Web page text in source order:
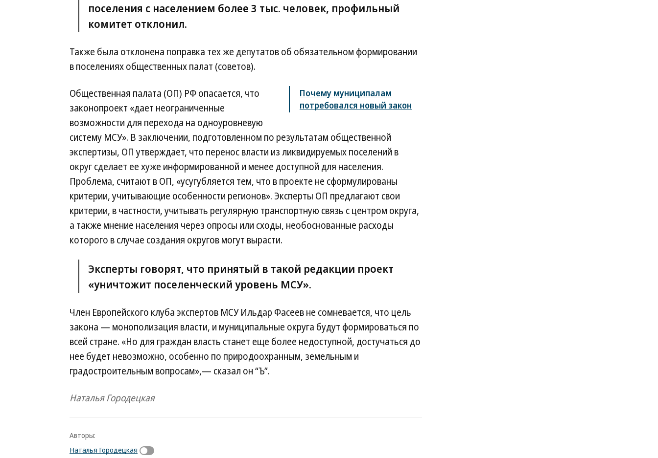
поселения с населением более 3 тыс. человек, профильный
комитет отклонил.
Также была отклонена поправка тех же депутатов об обязательном формировании
в поселениях общественных палат (советов).
Почему муниципалам
потребовался новый закон
Общественная палата (ОП) РФ опасается, что
законопроект «дает неограниченные
возможности для перехода на одноуровневую
систему МСУ». В заключении, подготовленном по результатам общественной
экспертизы, ОП утверждает, что перенос власти из ликвидируемых поселений в
округ сделает ее хуже информированной и менее доступной для населения.
Проблема, считают в ОП, «усугубляется тем, что в проекте не сформулированы
критерии, учитывающие особенности регионов». Эксперты ОП предлагают свои
критерии, в частности, учитывать регулярную транспортную связь с центром округа,
а также мнение населения через опросы или сходы, необоснованные расходы
которого в случае создания округов могут вырасти.
Эксперты говорят, что принятый в такой редакции проект
«уничтожит поселенческий уровень МСУ».
Член Европейского клуба экспертов МСУ Ильдар Фасеев не сомневается, что цель
закона — монополизация власти, и муниципальные округа будут формироваться по
всей стране. «Но для граждан власть станет еще более недоступной, достучаться до
нее будет невозможно, особенно по природоохранным, земельным и
градостроительным вопросам»,— сказал он “Ъ”.
Наталья Городецкая
Авторы:
Наталья Городецкая